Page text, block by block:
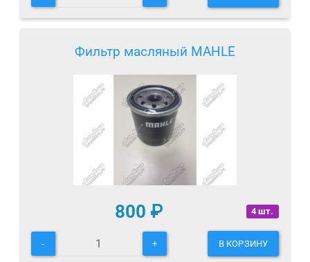
Фильтр масляный MAHLE
4 шт.
800 ₽
- + В КОРЗИНУ